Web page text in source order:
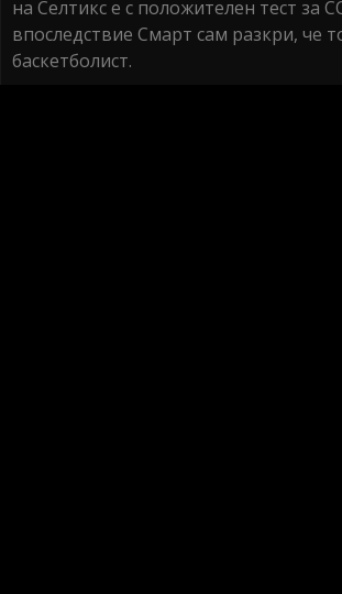
на Селтикс е с положителен тест за
впоследствие Смарт сам разкри, че
баскетболист.